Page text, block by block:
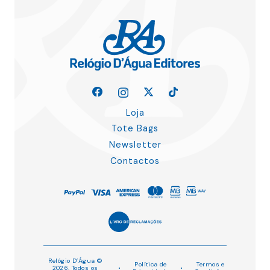
Loja
Tote Bags
Newsletter
Contactos
Relógio D’Água ©
2026. Todos os
•
Política de
•
Termos e